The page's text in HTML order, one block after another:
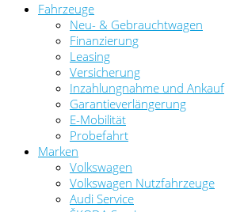
Fahrzeuge
Neu- & Gebrauchtwagen
Finanzierung
Leasing
Versicherung
Inzahlungnahme und Ankauf
Garantieverlängerung
E-Mobilität
Probefahrt
Marken
Volkswagen
Volkswagen Nutzfahrzeuge
Audi Service